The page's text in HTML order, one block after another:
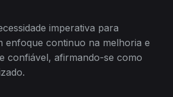
imperativa para
enfoque continuo na melhoria e
confiável, afirmando-se como